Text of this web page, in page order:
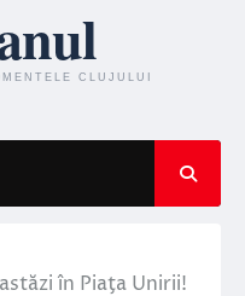
în Piaţa Unirii!